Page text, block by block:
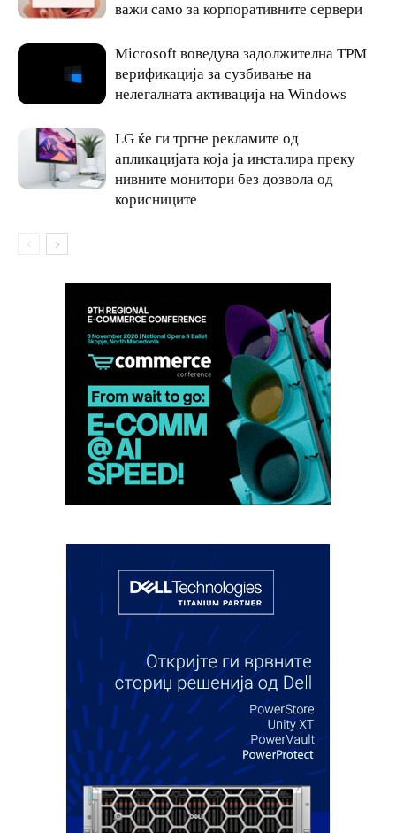
важи само за корпоративните сервери
Microsoft воведува задолжителна TPM
верификација за сузбивање на
нелегалната активација на Windows
LG ќе ги тргне рекламите од
апликацијата која ја инсталира преку
нивните монитори без дозвола од
корисниците